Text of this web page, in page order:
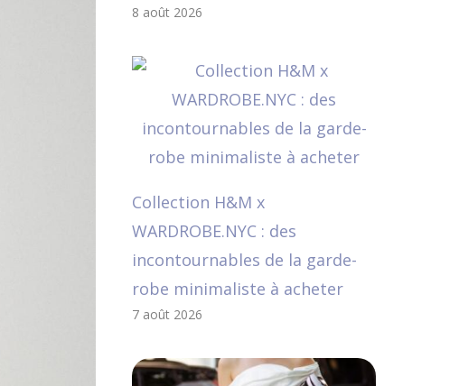
8 août 2026
Collection H&M x
WARDROBE.NYC : des
incontournables de la garde-
robe minimaliste à acheter
7 août 2026